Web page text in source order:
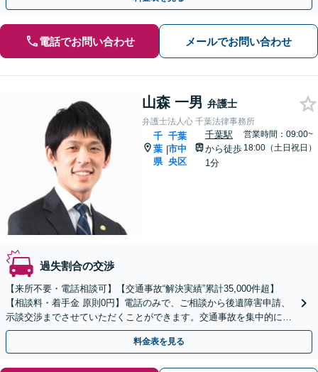
電話でお問い合わせ メールでお問い合わせ
山森 一男 弁護士
弁護士法人心 千葉法律事務所
千
葉
県
|
千葉
市中
央区
千葉駅
から徒歩
1分
営業時間：09:00~
18:00（土日祝日）
過失割合の交渉
【来所不要・電話相談可】【交通事故“解決実績”累計35,000件超】
【相談料・着手金 原則0円】電話のみで、ご相談から後遺障害申請、
示談交渉までさせていただくことができます。交通事故を集中的に取
り扱っている弁護士が全力でサポート！
料金表を見る